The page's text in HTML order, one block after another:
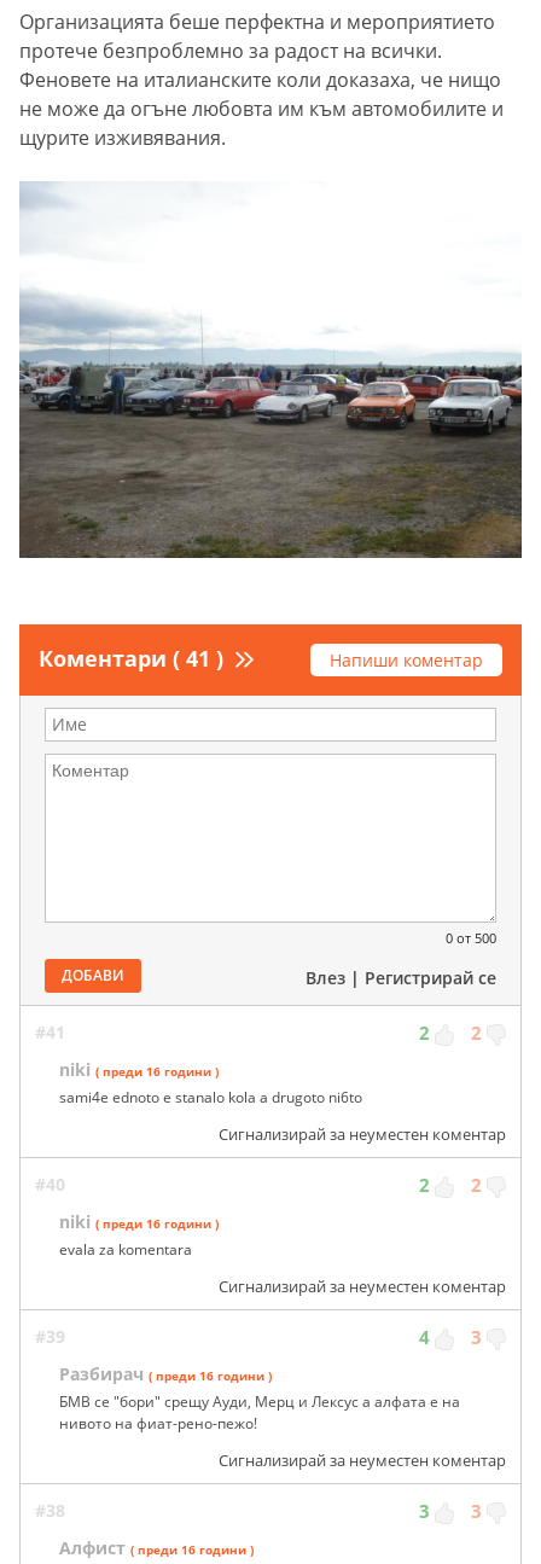
Организацията беше перфектна и мероприятието
протече безпроблемно за радост на всички.
Феновете на италианските коли доказаха, че нищо
не може да огъне любовта им към автомобилите и
щурите изживявания.
Коментари ( 41 ) Напиши коментар
0 от 500
ДОБАВИ Влез | Регистрирай се
#41 2 2
niki ( преди 16 години )
sami4e ednoto e stanalo kola a drugoto ni6to
Сигнализирай за неуместен коментар
#40 2 2
niki ( преди 16 години )
evala za komentara
Сигнализирай за неуместен коментар
#39 4 3
Разбирач ( преди 16 години )
БМВ се "бори" срещу Ауди, Мерц и Лексус а алфата е на
нивото на фиат-рено-пежо!
Сигнализирай за неуместен коментар
#38 3 3
Алфист ( преди 16 години )